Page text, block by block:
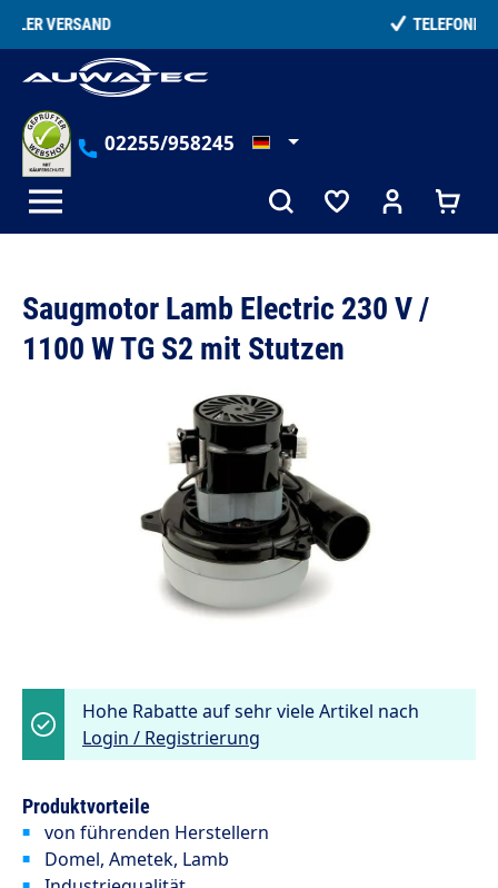
springen TELEFONISCHE BERATUNG
02255/958245
Saugmotor Lamb Electric 230 V /
1100 W TG S2 mit Stutzen
Bildergalerie überspringen
Hohe Rabatte auf sehr viele Artikel nach
Login / Registrierung
Produktvorteile
von führenden Herstellern
Domel, Ametek, Lamb